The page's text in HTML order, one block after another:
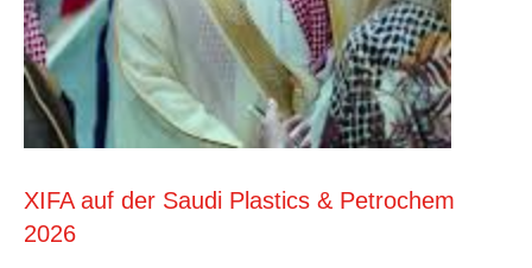
XIFA auf der Saudi Plastics & Petrochem
2026